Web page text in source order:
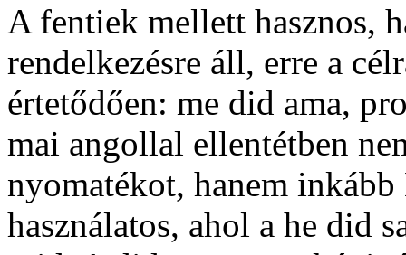
A fentiek mellett hasznos,
rendelkezésre áll, erre a
értetődően: me did ama,
mai angollal ellentétben
nyomatékot, hanem
használatos, ahol a he did